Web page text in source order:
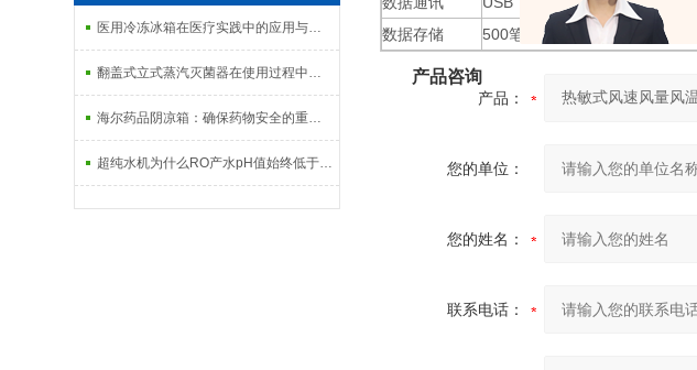
医用冷冻冰箱在医疗实践中的应用与重要性
翻盖式立式蒸汽灭菌器在使用过程中需要关注哪些方面？
海尔药品阴凉箱：确保药物安全的重要工具
超纯水机为什么RO产水pH值始终低于进水pH值
数据存储
500笔
产品咨询
产品：
您的单位：
您的姓名：
联系电话：